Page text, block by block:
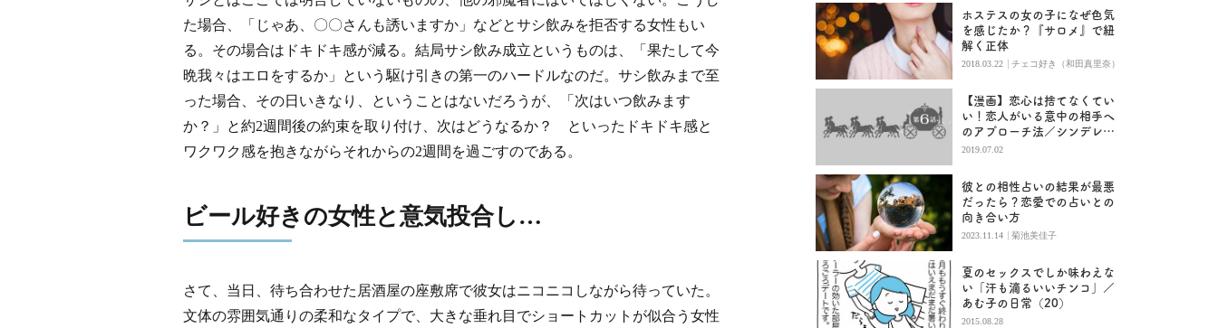
た場合、「じゃあ、〇〇さんも誘いますか」などとサシ飲みを拒否する女性もい
る。その場合はドキドキ感が減る。結局サシ飲み成立というものは、「果たして今
晩我々はエロをするか」という駆け引きの第一のハードルなのだ。サシ飲みまで至
った場合、その日いきなり、ということはないだろうが、「次はいつ飲みます
か？」と約2週間後の約束を取り付け、次はどうなるか？ といったドキドキ感と
ワクワク感を抱きながらそれからの2週間を過ごすのである。
ビール好きの女性と意気投合し…
さて、当日、待ち合わせた居酒屋の座敷席で彼女はニコニコしながら待っていた。
文体の雰囲気通りの柔和なタイプで、大きな垂れ目でショートカットが似合う女性
ホステスの女の子になぜ色気
を感じたか？『サロメ』で紐
解く正体
2018.03.22 | チェコ好き（和田真里奈）
【漫画】恋心は捨てなくてい
い！恋人がいる意中の相手へ
のアプローチ法／シンデレラ
になる方法2（６）
2019.07.02
彼との相性占いの結果が最悪
だったら？恋愛での占いとの
向き合い方
2023.11.14 | 菊池美佳子
夏のセックスでしか味わえな
い「汗も滴るいいチンコ」／
あむ子の日常（20）
2015.08.28